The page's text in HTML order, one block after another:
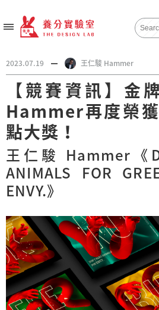
2023.07.19 王仁駿 Hammer
【競賽資訊】金
Hammer再度榮
點大獎！
王仁駿 Hammer《
ANIMALS FOR
ENVY.》